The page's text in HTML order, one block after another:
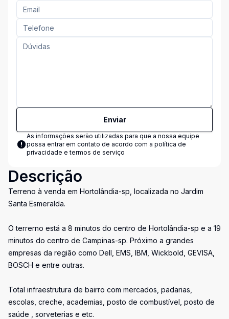
Enviar
As informações serão utilizadas para que a nossa equipe
possa entrar em contato de acordo com a política de
privacidade e termos de serviço
Descrição
Terreno à venda em Hortolândia-sp, localizada no Jardim
Santa Esmeralda.
O terrerno está a 8 minutos do centro de Hortolândia-sp e a 19
minutos do centro de Campinas-sp. Próximo a grandes
empresas da região como Dell, EMS, IBM, Wickbold, GEVISA,
BOSCH e entre outras.
Total infraestrutura de bairro com mercados, padarias,
escolas, creche, academias, posto de combustível, posto de
saúde , sorveterias e etc.